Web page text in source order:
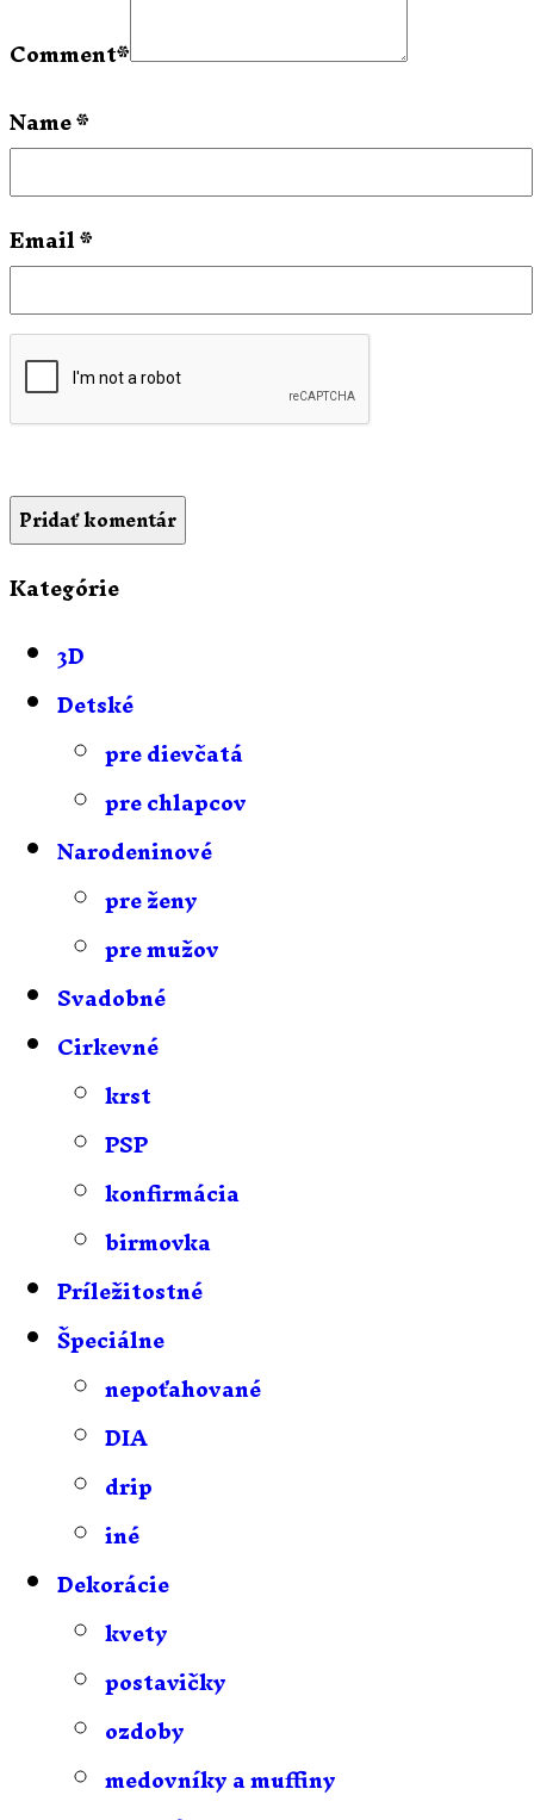
Comment*
Name*
Email*
Kategórie
3D
Detské
pre dievčatá
pre chlapcov
Narodeninové
pre ženy
pre mužov
Svadobné
Cirkevné
krst
PSP
konfirmácia
birmovka
Príležitostné
Špeciálne
nepoťahované
DIA
drip
iné
Dekorácie
kvety
postavičky
ozdoby
medovníky a muffiny